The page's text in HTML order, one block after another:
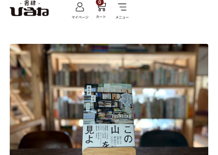
マイページ
0
カート メニュー